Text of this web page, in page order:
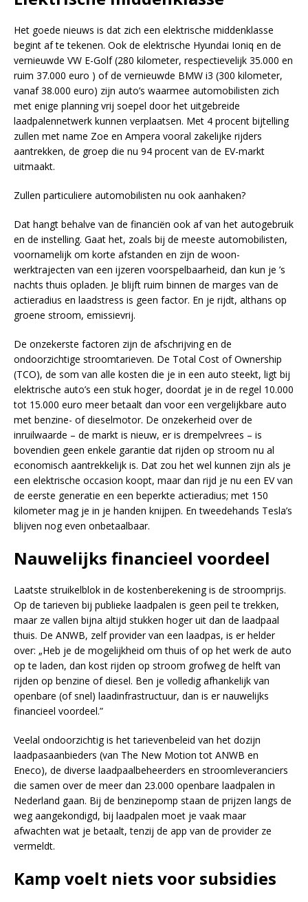
Het goede nieuws is dat zich een elektrische middenklasse
begint af te tekenen. Ook de elektrische Hyundai Ioniq en de
vernieuwde VW E-Golf (280 kilometer, respectievelijk 35.000 en
ruim 37.000 euro ) of de vernieuwde BMW i3 (300 kilometer,
vanaf 38.000 euro) zijn auto’s waarmee automobilisten zich
met enige planning vrij soepel door het uitgebreide
laadpalennetwerk kunnen verplaatsen. Met 4 procent bijtelling
zullen met name Zoe en Ampera vooral zakelijke rijders
aantrekken, de groep die nu 94 procent van de EV-markt
uitmaakt.
Zullen particuliere automobilisten nu ook aanhaken?
Dat hangt behalve van de financiën ook af van het autogebruik
en de instelling. Gaat het, zoals bij de meeste automobilisten,
voornamelijk om korte afstanden en zijn de woon-
werktrajecten van een ijzeren voorspelbaarheid, dan kun je ’s
nachts thuis opladen. Je blijft ruim binnen de marges van de
actieradius en laadstress is geen factor. En je rijdt, althans op
groene stroom, emissievrij.
De onzekerste factoren zijn de afschrijving en de
ondoorzichtige stroomtarieven. De Total Cost of Ownership
(TCO), de som van alle kosten die je in een auto steekt, ligt bij
elektrische auto’s een stuk hoger, doordat je in de regel 10.000
tot 15.000 euro meer betaalt dan voor een vergelijkbare auto
met benzine- of dieselmotor. De onzekerheid over de
inruilwaarde – de markt is nieuw, er is drempelvrees – is
bovendien geen enkele garantie dat rijden op stroom nu al
economisch aantrekkelijk is. Dat zou het wel kunnen zijn als je
een elektrische occasion koopt, maar dan rijd je nu een EV van
de eerste generatie en een beperkte actieradius; met 150
kilometer mag je in je handen knijpen. En tweedehands Tesla’s
blijven nog even onbetaalbaar.
Nauwelijks financieel voordeel
Laatste struikelblok in de kostenberekening is de stroomprijs.
Op de tarieven bij publieke laadpalen is geen peil te trekken,
maar ze vallen bijna altijd stukken hoger uit dan de laadpaal
thuis. De ANWB, zelf provider van een laadpas, is er helder
over: „Heb je de mogelijkheid om thuis of op het werk de auto
op te laden, dan kost rijden op stroom grofweg de helft van
rijden op benzine of diesel. Ben je volledig afhankelijk van
openbare (of snel) laadinfrastructuur, dan is er nauwelijks
financieel voordeel.”
Veelal ondoorzichtig is het tarievenbeleid van het dozijn
laadpasaanbieders (van The New Motion tot ANWB en
Eneco), de diverse laadpaalbeheerders en stroomleveranciers
die samen over de meer dan 23.000 openbare laadpalen in
Nederland gaan. Bij de benzinepomp staan de prijzen langs de
weg aangekondigd, bij laadpalen moet je vaak maar
afwachten wat je betaalt, tenzij de app van de provider ze
vermeldt.
Kamp voelt niets voor subsidies